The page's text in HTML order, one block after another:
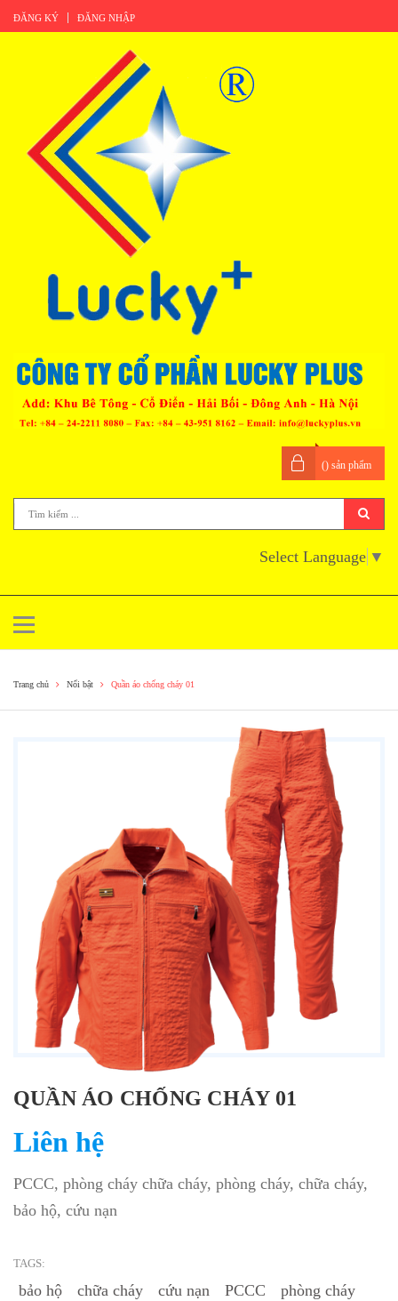
ĐĂNG KÝ ĐĂNG NHẬP
() sản phẩm
Select Language ▼
Trang chủ Nổi bật Quần áo chống cháy 01
QUẦN ÁO CHỐNG CHÁY 01
Liên hệ
PCCC, phòng cháy chữa cháy, phòng cháy, chữa cháy,
bảo hộ, cứu nạn
TAGS:
bảo hộ chữa cháy cứu nạn PCCC
phòng cháy